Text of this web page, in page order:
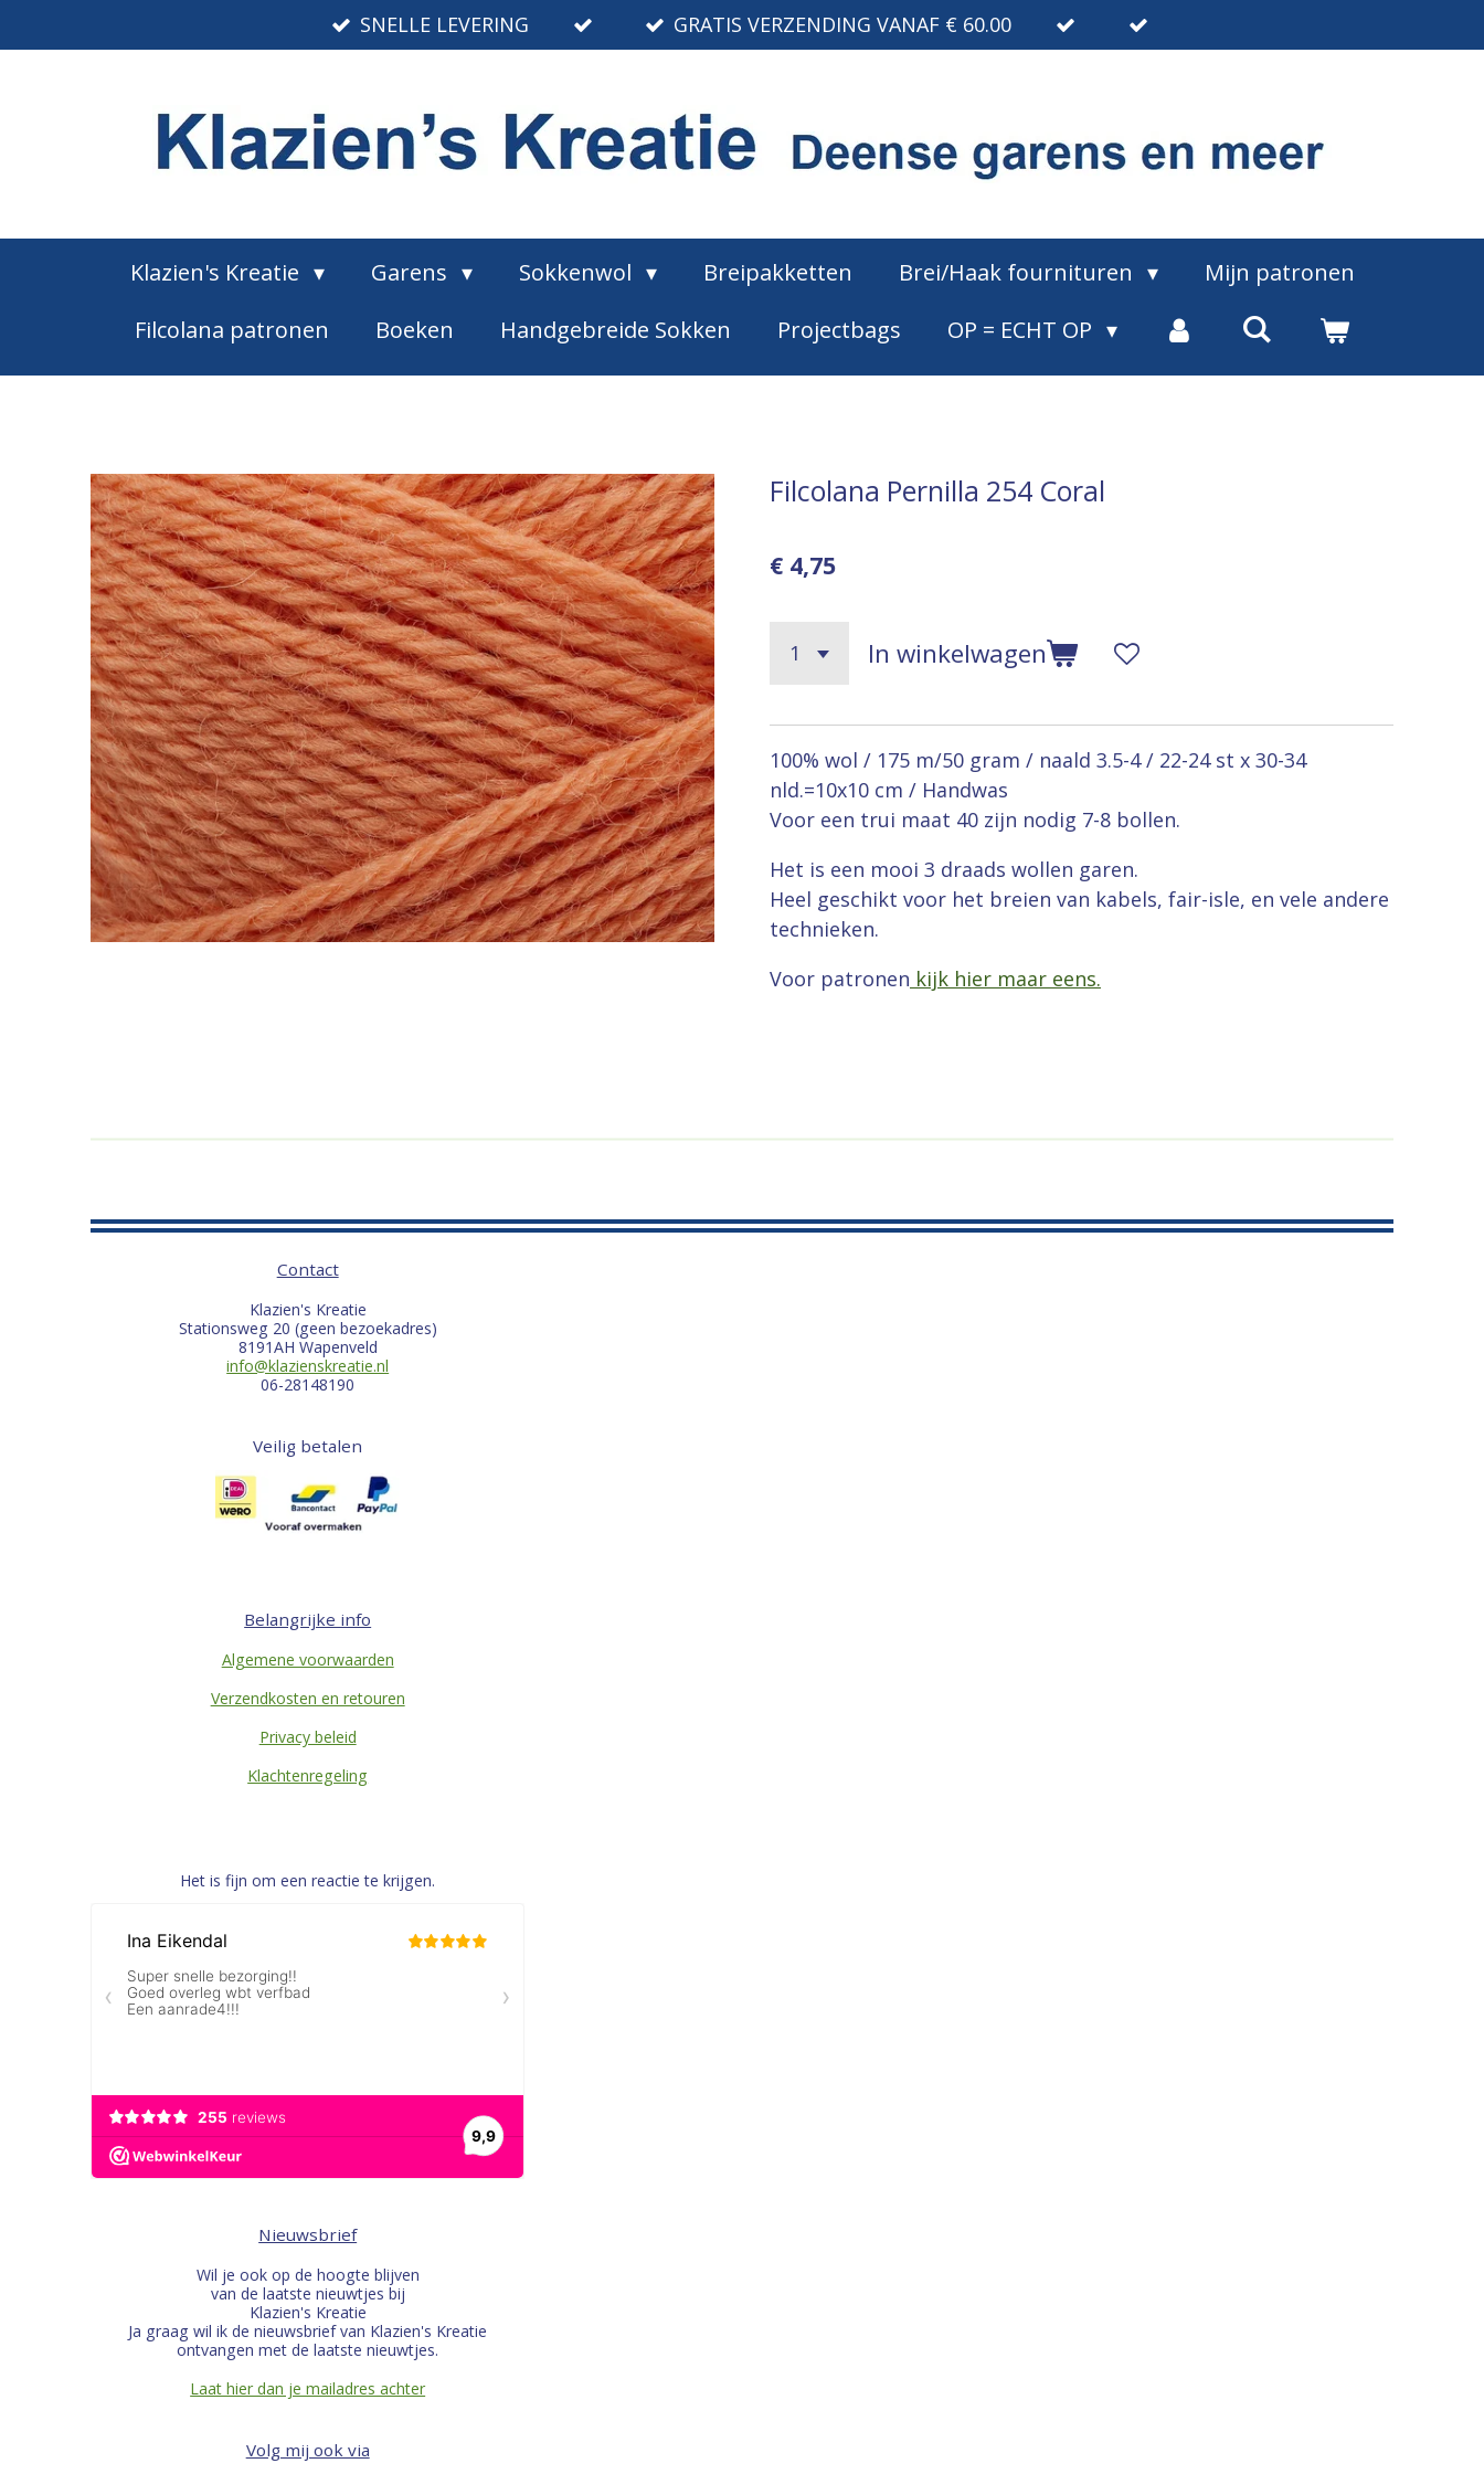
direct
SNELLE LEVERING GRATIS VERZENDING VANAF € 60.00
Klazien's Kreatie Garens Sokkenwol Breipakketten Brei/Haak fournituren
Mijn patronen
Filcolana patronen
Boeken Handgebreide Sokken Projectbags OP = ECHT OP
Filcolana Pernilla 254 Coral
€ 4,75
In winkelwagen
100% wol / 175 m/50 gram / naald 3.5-4 / 22-24 st x 30-34
nld.=10x10 cm / Handwas
Voor een trui maat 40 zijn nodig 7-8 bollen.
Het is een mooi 3 draads wollen garen.
Heel geschikt voor het breien van kabels, fair-isle, en vele andere
technieken.
Voor patronen kijk hier maar eens.
Contact
Klazien's Kreatie
Stationsweg 20 (geen bezoekadres)
8191AH Wapenveld
info@klazienskreatie.nl
06-28148190
Veilig betalen
Belangrijke info
Algemene voorwaarden
Verzendkosten en retouren
Privacy beleid
Klachtenregeling
Het is fijn om een reactie te krijgen.
Nieuwsbrief
Wil je ook op de hoogte blijven
van de laatste nieuwtjes bij
Klazien's Kreatie
Ja graag wil ik de nieuwsbrief van Klazien's Kreatie
ontvangen met de laatste nieuwtjes.
Laat hier dan je mailadres achter
Volg mij ook via